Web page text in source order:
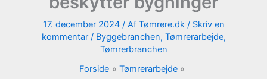
17. december 2024 / Af Tømrere.dk / Skriv en
kommentar / Byggebranchen, Tømrerarbejde,
Tømrerbranchen
Forside
Tømrerarbejde